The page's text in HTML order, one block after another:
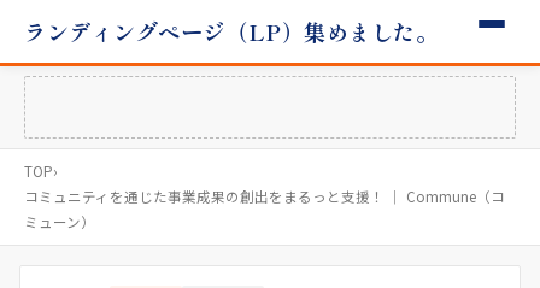
ランディングページ（LP）集めました。
TOP›
コミュニティを通じた事業成果の創出をまるっと支援！ │ Commune（コ
ミューン）